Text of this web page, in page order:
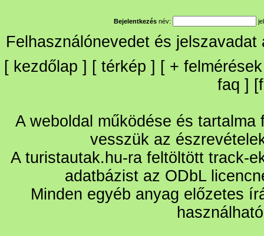
Bejelentkezés név:
Felhasználónevedet és
[ kezdőlap ] [ térkép ] [ + felmérések
faq ] [
A weboldal működése és
vesszük az
A turistautak.hu-ra feltöltött track-
adatbázist az ODbL
Minden egyéb anyag előzetes